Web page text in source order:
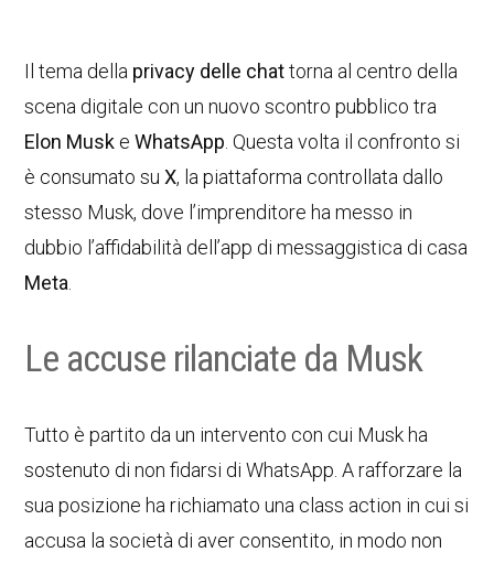
Il tema della privacy delle chattorna al centro della
scena digitale con un nuovo scontro pubblico tra
Elon Musk eWhatsApp . Questa volta il confronto si
è consumato suX, la piattaforma controllata dallo
stesso Musk, dove l’imprenditore ha messo in
dubbio l’affidabilità dell’app di messaggistica di casa
Meta
Le accuse rilanciate da Musk
Tutto è partito da un intervento con cui Musk ha
sostenuto di non fidarsi di WhatsApp. A rafforzare la
sua posizione ha richiamato una class action in cui si
accusa la società di aver consentito, in modo non